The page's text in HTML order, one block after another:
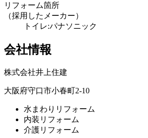
リフォーム箇所
（採用したメーカー）
トイレ:パナソニック
会社情報
株式会社井上住建
大阪府守口市小春町2-10
水まわりリフォーム
内装リフォーム
介護リフォーム